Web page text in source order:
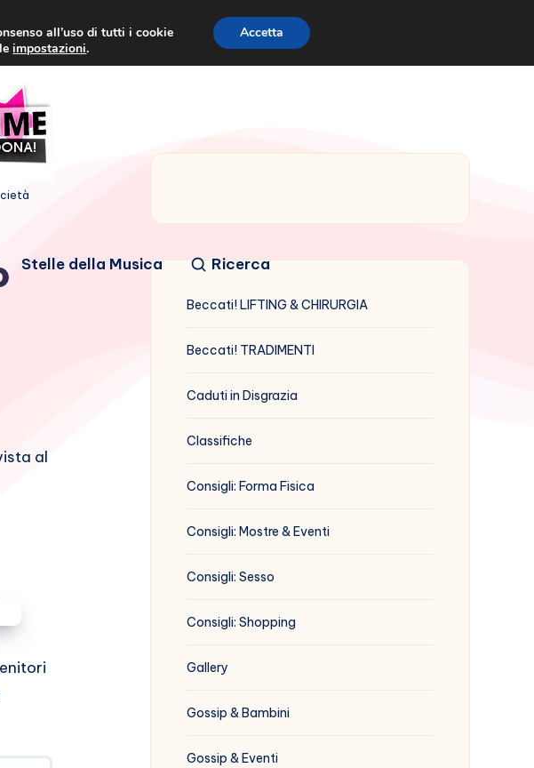
Stelle della Musica Ricerca
al
Beccati! LIFTING & CHIRURGIA
Beccati! TRADIMENTI
Caduti in Disgrazia
Classifiche
Consigli: Forma Fisica
Consigli: Mostre & Eventi
Consigli: Sesso
Consigli: Shopping
Gallery
Gossip & Bambini
Gossip & Eventi
all’uso di tutti i cookie
impostazioni.
Accetta